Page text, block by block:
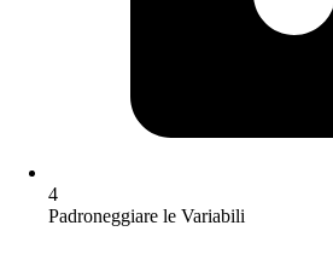
4
Padroneggiare le Variabili